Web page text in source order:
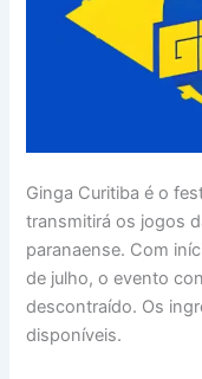
Ginga Curitiba é o
transmitirá os jogos
paranaense. Com
de julho, o evento
descontraído. Os
disponíveis.